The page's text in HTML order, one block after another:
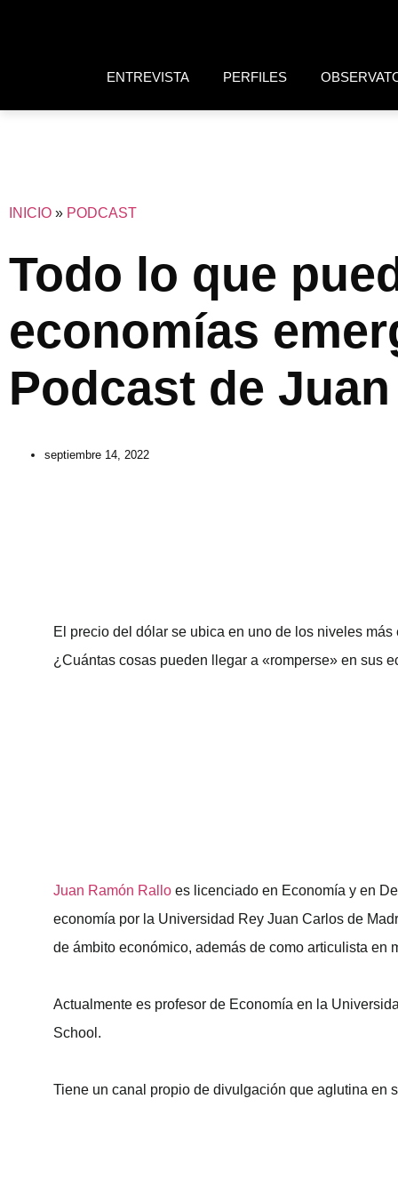
ENTREVISTA PERFILES
INICIO » PODCAST
Todo lo que
economías
Podcast de
septiembre 14, 2022
El precio del dólar se ubica en uno de los niveles
¿Cuántas cosas pueden llegar a «romperse» en sus
Juan Ramón Rallo es licenciado en Economía y en
economía por la Universidad Rey Juan Carlos de
de ámbito económico, además de como articulista en
Actualmente es profesor de Economía en la
School.
Tiene un canal propio de divulgación que aglutina en